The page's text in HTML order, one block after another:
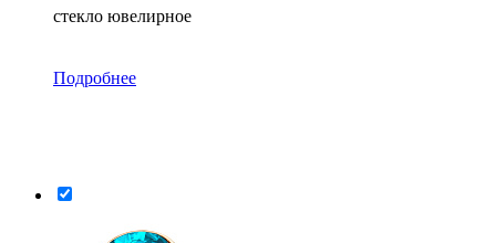
стекло ювелирное
Подробнее